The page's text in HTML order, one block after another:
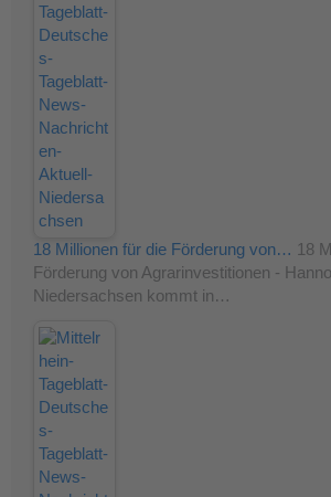
18 Millionen für die Förderung von… 18
Förderung von Agrarinvestitionen -
Niedersachsen kommt in…